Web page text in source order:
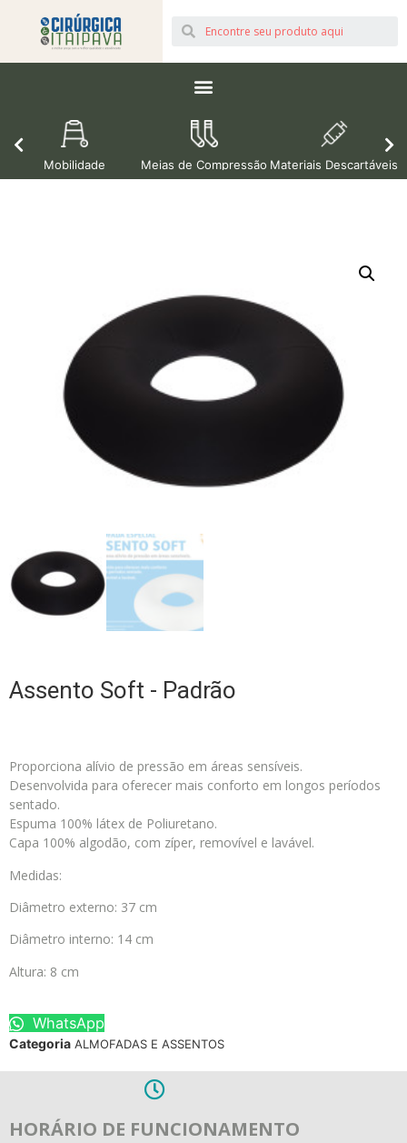
Mobilidade Meias de Compressão Materiais Descartáveis
Assento Soft - Padrão
Proporciona alívio de pressão em áreas sensíveis.
Desenvolvida para oferecer mais conforto em longos períodos
sentado.
Espuma 100% látex de Poliuretano.
Capa 100% algodão, com zíper, removível e lavável.
Medidas:
Diâmetro externo: 37 cm
Diâmetro interno: 14 cm
Altura: 8 cm
WhatsApp
Categoria ALMOFADAS E ASSENTOS
HORÁRIO DE FUNCIONAMENTO